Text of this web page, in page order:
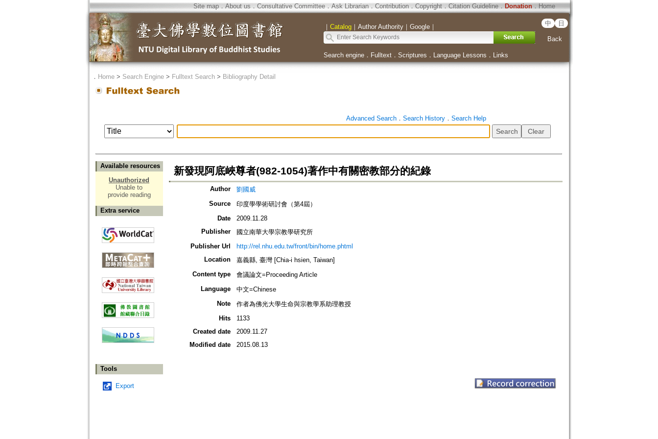
Site map．About us ． Consultative Committee． Ask Librarian． Contribution．Copyright．Citation Guideline． Donation．Home
｜ Catalog｜ Author Authority｜ Google｜ 中 日
Back
Search engine． Fulltext． Scriptures ． Language Lessons ． Links
． Home> Search Engine> Fulltext Search> Bibliography Detail
Advanced Search． Search History． Search Help
Available resources
Unauthorized
Unable to
provide reading
Extra service
Tools
Export
新發現阿底峽尊者(982-1054)著作中有關密教部分的紀錄
Author
劉國威
Source
印度學學術研討會（第4屆）
Date
2009.11.28
Publisher
國立南華大學宗教學研究所
Publisher Url
http://rel.nhu.edu.tw/front/bin/home.phtml
Location
嘉義縣, 臺灣 [Chia-i hsien, Taiwan]
Content type
會議論文=Proceeding Article
Language
中文=Chinese
Note
作者為佛光大學生命與宗教學系助理教授
Hits
1133
Created date
2009.11.27
Modified date
2015.08.13